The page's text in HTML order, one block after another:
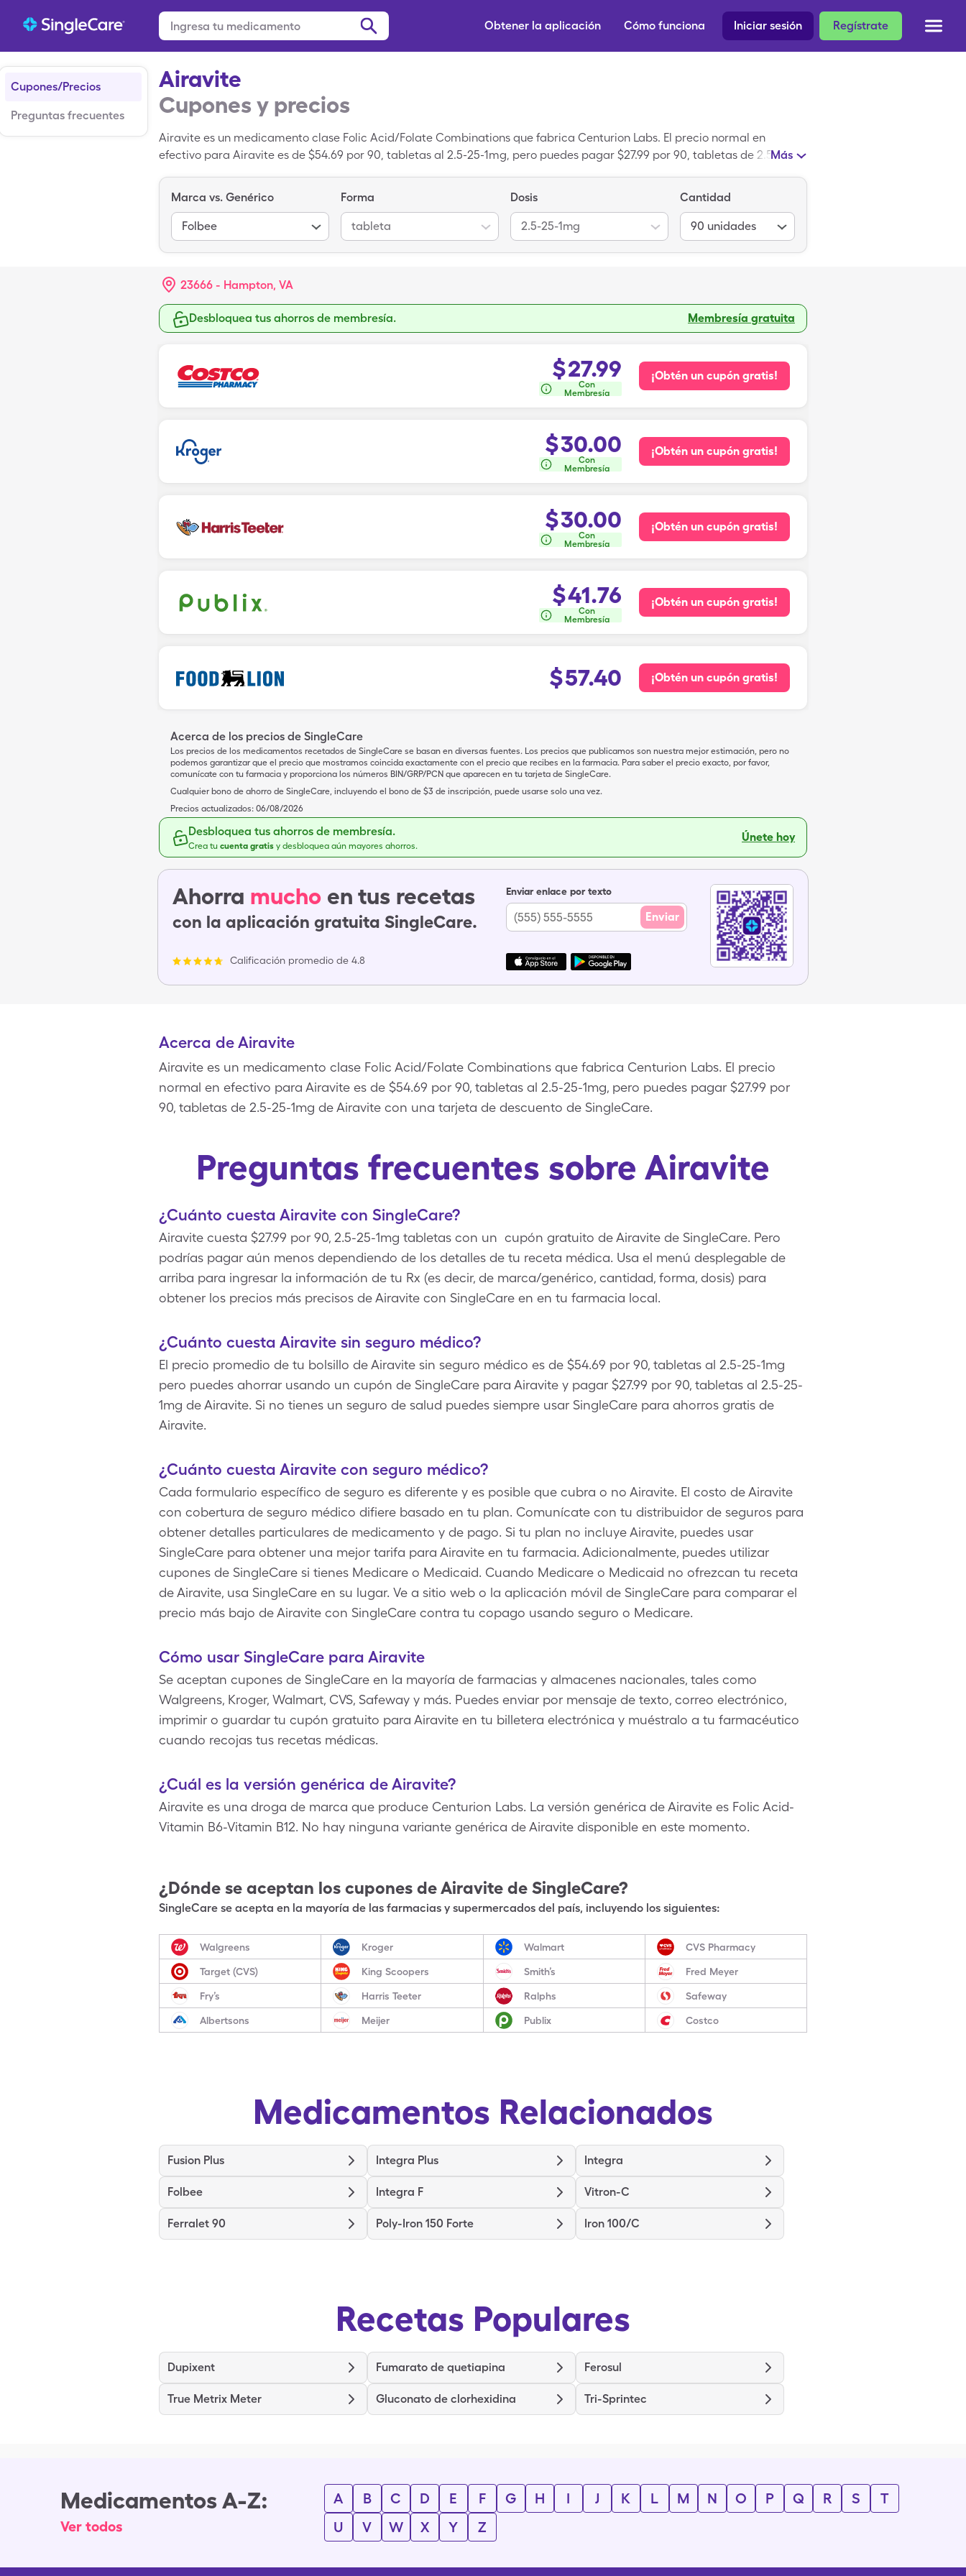
Regístrate
Iniciar sesión
Cómo funciona
Obtener la aplicación
Cupones/Precios
Preguntas frecuentes
Airavite
Cupones y precios
Airavite es un medicamento clase Folic Acid/Folate Combinations que fabrica Centurion Labs. El precio normal en
efectivo para Airavite es de $54.69 por 90, tabletas al 2.5-25-1mg, pero puedes pagar $27.99 por 90, tabletas de 2.5-25-
Más
Marca vs. Genérico
Folbee
Forma
tableta
Dosis
2.5-25-1mg
Cantidad
90 unidades
23666 - Hampton, VA
Desbloquea tus ahorros de membresía. Membresía gratuita
$27.99
Con
Membresía
¡Obtén un cupón gratis!
$30.00
Con
Membresía
¡Obtén un cupón gratis!
$30.00
Con
Membresía
¡Obtén un cupón gratis!
$41.76
Con
Membresía
¡Obtén un cupón gratis!
$57.40 ¡Obtén un cupón gratis!
Acerca de los precios de SingleCare
Los precios de los medicamentos recetados de SingleCare se basan en diversas fuentes. Los precios que publicamos son nuestra mejor estimación, pero no
podemos garantizar que el precio que mostramos coincida exactamente con el precio que recibes en la farmacia. Para saber el precio exacto, por favor,
comunícate con tu farmacia y proporciona los números BIN/GRP/PCN que aparecen en tu tarjeta de SingleCare.
Cualquier bono de ahorro de SingleCare, incluyendo el bono de $3 de inscripción, puede usarse solo una vez.
Precios actualizados: 06/08/2026
Desbloquea tus ahorros de membresía.
Crea tu cuenta gratis y desbloquea aún mayores ahorros.
Únete hoy
Ahorra mucho en tus recetas
con la aplicación gratuita SingleCare.
Calificación promedio de 4.8
Enviar enlace por texto
Enviar
Acerca de Airavite
Airavite es un medicamento clase Folic Acid/Folate Combinations que fabrica Centurion Labs. El precio
normal en efectivo para Airavite es de $54.69 por 90, tabletas al 2.5-25-1mg, pero puedes pagar $27.99 por
90, tabletas de 2.5-25-1mg de Airavite con una tarjeta de descuento de SingleCare.
Preguntas frecuentes sobre Airavite
¿Cuánto cuesta Airavite con SingleCare?
Airavite cuesta $27.99 por 90, 2.5-25-1mg tabletas con un cupón gratuito de Airavite de SingleCare. Pero
podrías pagar aún menos dependiendo de los detalles de tu receta médica. Usa el menú desplegable de
arriba para ingresar la información de tu Rx (es decir, de marca/genérico, cantidad, forma, dosis) para
obtener los precios más precisos de Airavite con SingleCare en en tu farmacia local.
¿Cuánto cuesta Airavite sin seguro médico?
El precio promedio de tu bolsillo de Airavite sin seguro médico es de $54.69 por 90, tabletas al 2.5-25-1mg
pero puedes ahorrar usando un cupón de SingleCare para Airavite y pagar $27.99 por 90, tabletas al 2.5-25-
1mg de Airavite. Si no tienes un seguro de salud puedes siempre usar SingleCare para ahorros gratis de
Airavite.
¿Cuánto cuesta Airavite con seguro médico?
Cada formulario específico de seguro es diferente y es posible que cubra o no Airavite. El costo de Airavite
con cobertura de seguro médico difiere basado en tu plan. Comunícate con tu distribuidor de seguros para
obtener detalles particulares de medicamento y de pago. Si tu plan no incluye Airavite, puedes usar
SingleCare para obtener una mejor tarifa para Airavite en tu farmacia. Adicionalmente, puedes utilizar
cupones de SingleCare si tienes Medicare o Medicaid. Cuando Medicare o Medicaid no ofrezcan tu receta
de Airavite, usa SingleCare en su lugar. Ve a sitio web o la aplicación móvil de SingleCare para comparar el
precio más bajo de Airavite con SingleCare contra tu copago usando seguro o Medicare.
Cómo usar SingleCare para Airavite
Se aceptan cupones de SingleCare en la mayoría de farmacias y almacenes nacionales, tales como
Walgreens, Kroger, Walmart, CVS, Safeway y más. Puedes enviar por mensaje de texto, correo electrónico,
imprimir o guardar tu cupón gratuito para Airavite en tu billetera electrónica y muéstralo a tu farmacéutico
cuando recojas tus recetas médicas.
¿Cuál es la versión genérica de Airavite?
Airavite es una droga de marca que produce Centurion Labs. La versión genérica de Airavite es Folic Acid-
Vitamin B6-Vitamin B12. No hay ninguna variante genérica de Airavite disponible en este momento.
¿Dónde se aceptan los cupones deAiravite de SingleCare?
SingleCare se acepta en la mayoría de las farmacias y supermercados del país, incluyendo los siguientes:
Walgreens Kroger Walmart CVS Pharmacy
Target (CVS) King Scoopers Smith’s Fred Meyer
Fry’s Harris Teeter Ralphs Safeway
Albertsons Meijer Publix Costco
Medicamentos Relacionados
Fusion Plus Integra Plus Integra
Folbee Integra F Vitron-C
Ferralet 90 Poly-Iron 150 Forte Iron 100/C
Recetas Populares
Dupixent Fumarato de quetiapina Ferosul
True Metrix Meter Gluconato de clorhexidina Tri-Sprintec
Medicamentos A-Z:
Ver todos
A B C D E F G H I J K L M N O P Q R S
T
U
V W X Y Z